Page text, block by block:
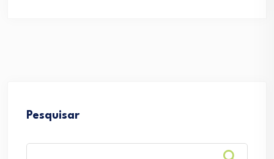
Pesquisar